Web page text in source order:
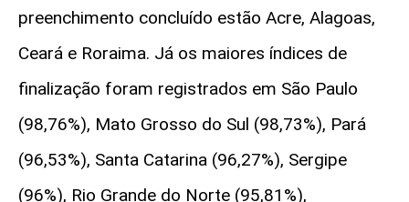
preenchimento concluído estão Acre, Alagoas,
Ceará e Roraima. Já os maiores índices de
finalização foram registrados em São Paulo
(98,76%), Mato Grosso do Sul (98,73%), Pará
(96,53%), Santa Catarina (96,27%), Sergipe
(96%), Rio Grande do Norte (95,81%),